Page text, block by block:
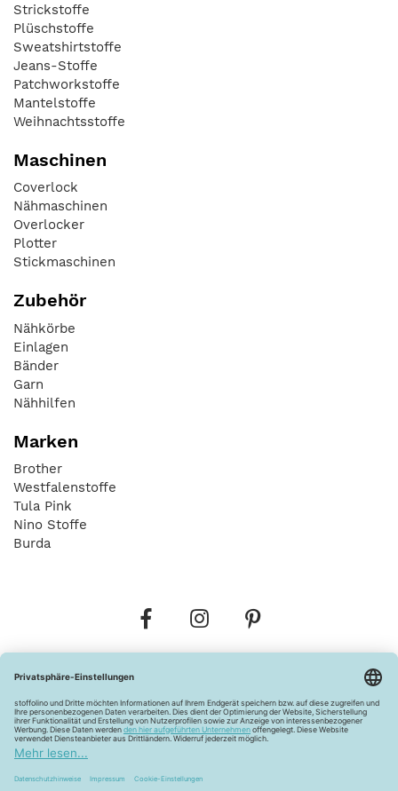
Strickstoffe
Plüschstoffe
Sweatshirtstoffe
Jeans-Stoffe
Patchworkstoffe
Mantelstoffe
Weihnachtsstoffe
Maschinen
Coverlock
Nähmaschinen
Overlocker
Plotter
Stickmaschinen
Zubehör
Nähkörbe
Einlagen
Bänder
Garn
Nähhilfen
Marken
Brother
Westfalenstoffe
Tula Pink
Nino Stoffe
Burda
Widerrufsbelehrung Vertrag widerrufen
Barrierefreiheitserklärung